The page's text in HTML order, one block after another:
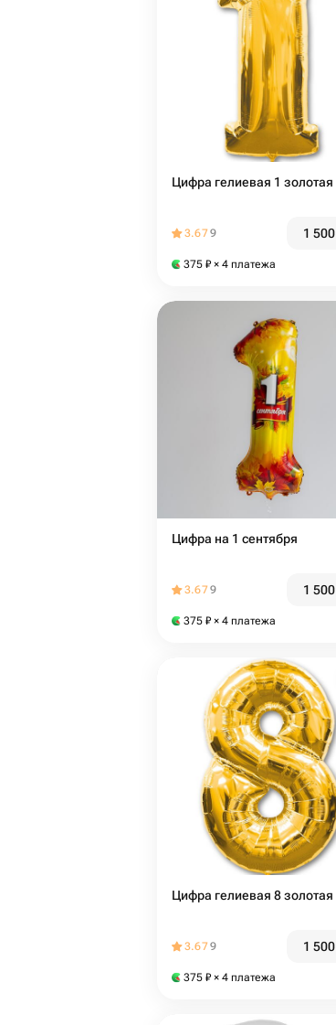
Цифра гелиевая 1 золотая
3.679 1 500
375 ₽ × 4 платежа
Цифра на 1 сентября
3.679 1 500
375 ₽ × 4 платежа
Цифра гелиевая 8 золотая
3.679 1 500
375 ₽ × 4 платежа